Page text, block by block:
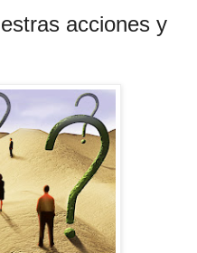
acciones y